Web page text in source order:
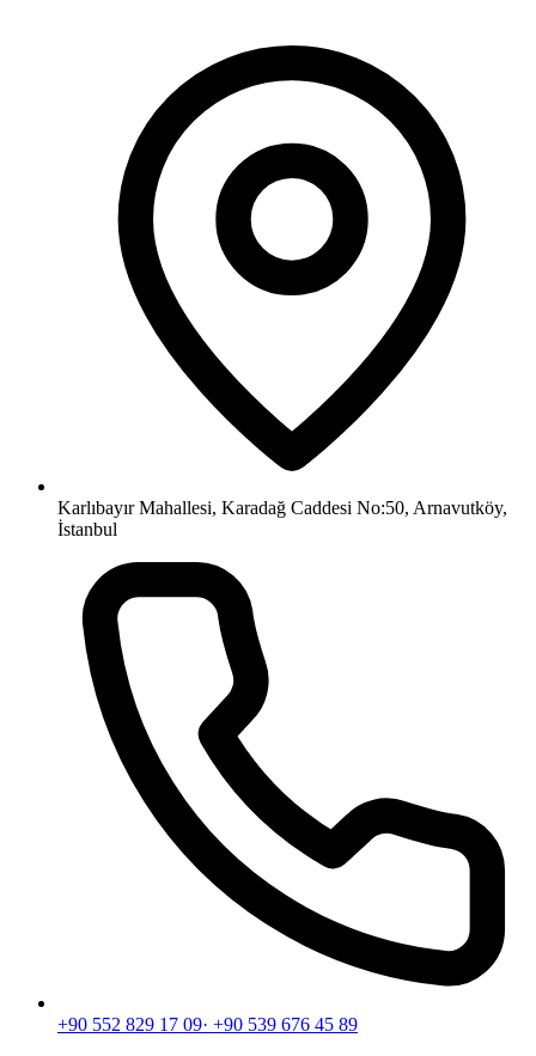
Karlıbayır Mahallesi, Karadağ Caddesi No:50, Arnavutköy,
İstanbul
+90 552 829 17 09· +90 539 676 45 89